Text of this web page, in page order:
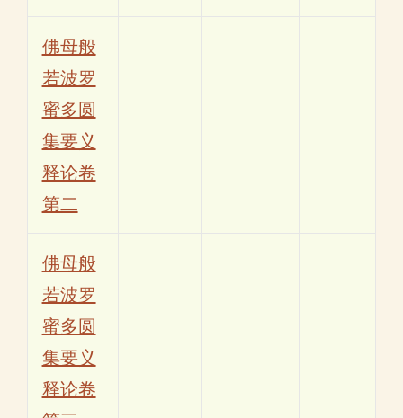
佛母般
若波罗
蜜多圆
集要义
释论卷
第二
佛母般
若波罗
蜜多圆
集要义
释论卷